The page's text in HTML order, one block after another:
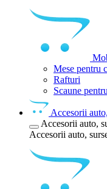
Mese pentru
Rafturi
Scaune
Accesorii
Accesorii auto,
Accesorii auto,